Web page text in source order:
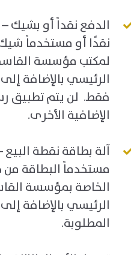
الدفع نقداً أو بشيك
نقدًا أو مستخدماً
لمكتب مؤسسة
الرئيسي بالإضافة
فقط. لن يتم تطبيق
الإضافية الأخرى.
آلة بطاقة نقطة
مستخدماً البطاقة من
الخاصة بمؤسسة
الرئيسي بالإضافة
المطلوبة.